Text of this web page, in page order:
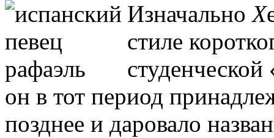
Изначально Х
стиле
он в тот период
позднее и даровало